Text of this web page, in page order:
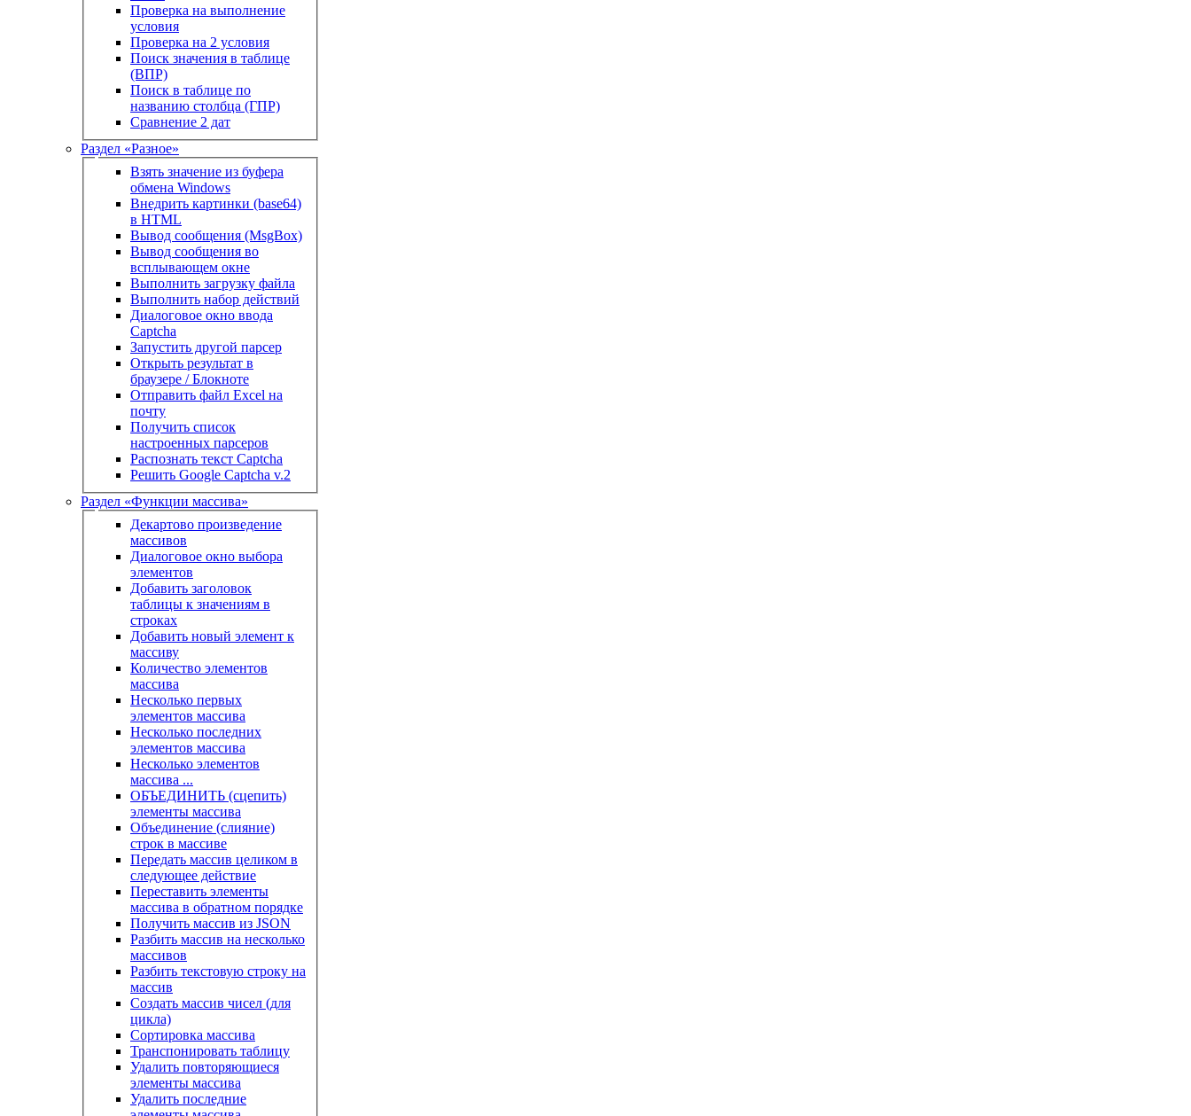
Проверка на выполнение
условия
Проверка на 2 условия
Поиск значения в таблице
(ВПР)
Поиск в таблице по
названию столбца (ГПР)
Сравнение 2 дат
Раздел «Разное»
Взять значение из буфера
обмена Windows
Внедрить картинки (base64)
в HTML
Вывод сообщения (MsgBox)
Вывод сообщения во
всплывающем окне
Выполнить загрузку файла
Выполнить набор действий
Диалоговое окно ввода
Captcha
Запустить другой парсер
Открыть результат в
браузере / Блокноте
Отправить файл Excel на
почту
Получить список
настроенных парсеров
Распознать текст Captcha
Решить Google Captcha v.2
Раздел «Функции массива»
Декартово произведение
массивов
Диалоговое окно выбора
элементов
Добавить заголовок
таблицы к значениям в
строках
Добавить новый элемент к
массиву
Количество элементов
массива
Несколько первых
элементов массива
Несколько последних
элементов массива
Несколько элементов
массива ...
ОБЪЕДИНИТЬ (сцепить)
элементы массива
Объединение (слияние)
строк в массиве
Передать массив целиком в
следующее действие
Переставить элементы
массива в обратном порядке
Получить массив из JSON
Разбить массив на несколько
массивов
Разбить текстовую строку на
массив
Создать массив чисел (для
цикла)
Сортировка массива
Транспонировать таблицу
Удалить повторяющиеся
элементы массива
Удалить последние